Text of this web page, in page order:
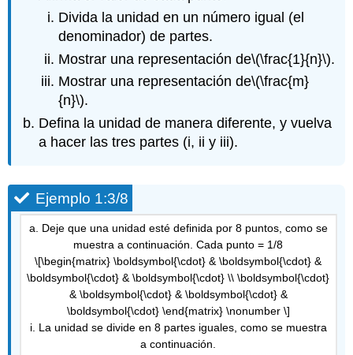
Divida la unidad en un número igual (el
denominador) de partes.
Mostrar una representación de\(\frac{1}{n}\).
Mostrar una representación de\(\frac{m}
{n}\).
Defina la unidad de manera diferente, y vuelva
a hacer las tres partes (i, ii y iii).
Ejemplo 1:3/8
a. Deje que una unidad esté definida por 8 puntos, como se
muestra a continuación. Cada punto = 1/8
\[\begin{matrix} \boldsymbol{\cdot} & \boldsymbol{\cdot} &
\boldsymbol{\cdot} & \boldsymbol{\cdot} \\ \boldsymbol{\cdot}
& \boldsymbol{\cdot} & \boldsymbol{\cdot} &
\boldsymbol{\cdot} \end{matrix} \nonumber \]
i. La unidad se divide en 8 partes iguales, como se muestra
a continuación.